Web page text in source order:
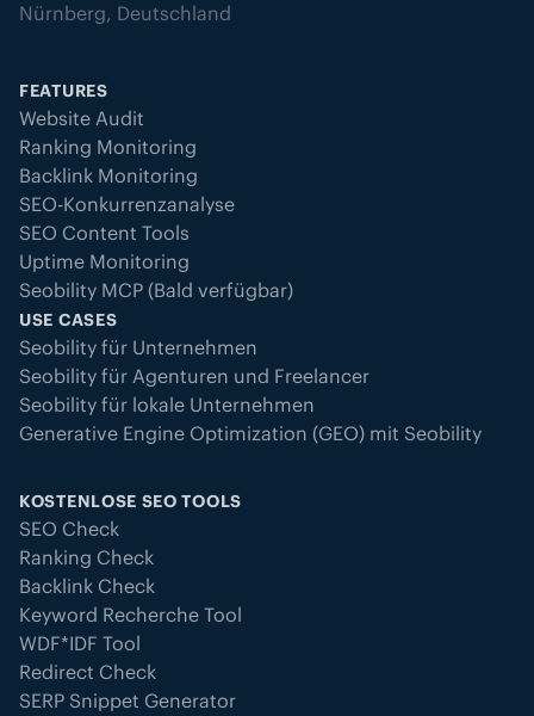
Nürnberg, Deutschland
FEATURES
Website Audit
Ranking Monitoring
Backlink Monitoring
SEO-Konkurrenzanalyse
SEO Content Tools
Uptime Monitoring
Seobility MCP (Bald verfügbar)
USE CASES
Seobility für Unternehmen
Seobility für Agenturen und Freelancer
Seobility für lokale Unternehmen
Generative Engine Optimization (GEO) mit Seobility
KOSTENLOSE SEO TOOLS
SEO Check
Ranking Check
Backlink Check
Keyword Recherche Tool
WDF*IDF Tool
Redirect Check
SERP Snippet Generator